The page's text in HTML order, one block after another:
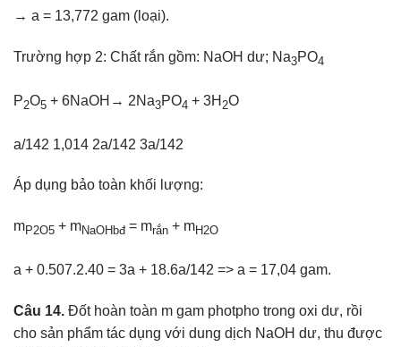
→ a = 13,772 gam (loại).
Trường hợp 2: Chất rắn gồm: NaOH dư; Na3PO4
P2O5 + 6NaOH→ 2Na3PO4 + 3H 2O
a/142 1,014 2a/142 3a/142
Áp dụng bảo toàn khối lượng:
mP2O5 + mNaOHbđ= mrắn + mH2O
a + 0.507.2.40 = 3a + 18.6a/142 => a = 17,04 gam.
Câu 14. Đốt hoàn toàn m gam photpho trong oxi dư, rồi
cho sản phẩm tác dụng với dung dịch NaOH dư, thu được